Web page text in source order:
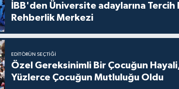
İBB'den Üniversite adaylarına Tercih
Rehberlik Merkezi
EDITÖRÜN SEÇTIĞI
Özel Gereksinimli Bir Çocuğun
Yüzlerce Çocuğun Mutluluğu Oldu